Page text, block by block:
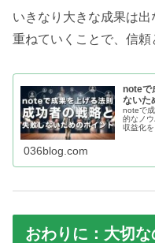
いきなり大きな成果は
重ねていくことで、信頼
noteで
ないた
noteで
的なノ
収益化
036blog.com
おわりに：大切な